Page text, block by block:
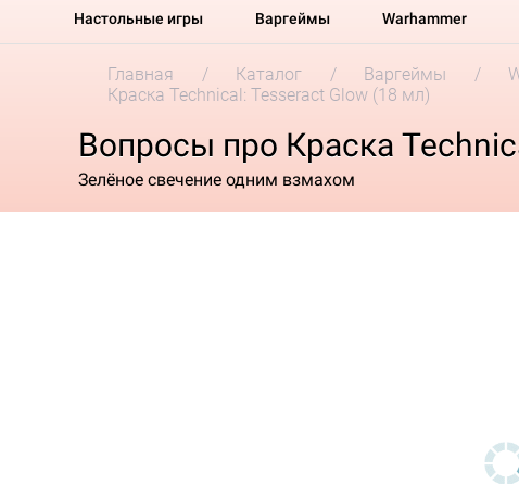
Настольные игры Варгеймы Warhammer
Главная Каталог Варгеймы
Краска Technical: Tesseract Glow (18 мл)
Вопросы про Краска
Зелёное свечение одним взмахом